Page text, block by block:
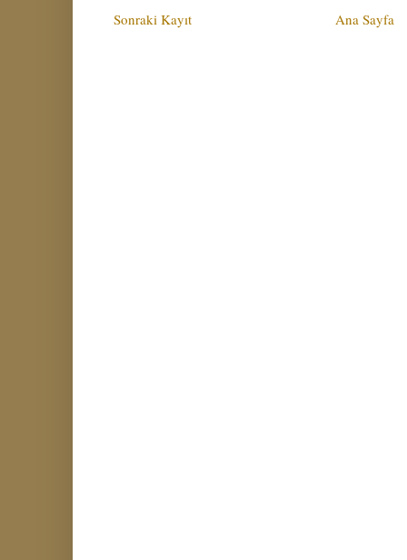
Sonraki Kayıt Ana Sayfa